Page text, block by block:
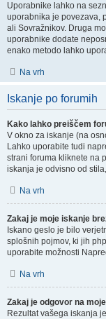
Uporabnike lahko na
uporabnika je povezava,
ali Sovražnikov. Druga
uporabnike dodate
enako metodo lahko
Na vrh
Iskanje po forumih
Kako lahko preiščem
V okno za iskanje (na
Lahko uporabite tudi
strani foruma kliknete na
iskanja je odvisno od
Na vrh
Zakaj je moje iskanje
Iskano geslo je bilo
splošnih pojmov, ki jih
uporabite možnosti
Na vrh
Zakaj je odgovor na
Rezultat vašega iskanja